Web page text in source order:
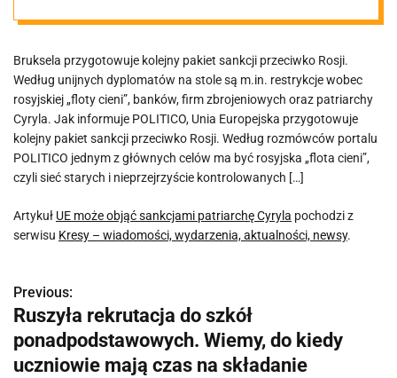
Bruksela przygotowuje kolejny pakiet sankcji przeciwko Rosji.
Według unijnych dyplomatów na stole są m.in. restrykcje wobec
rosyjskiej „floty cieni”, banków, firm zbrojeniowych oraz patriarchy
Cyryla. Jak informuje POLITICO, Unia Europejska przygotowuje
kolejny pakiet sankcji przeciwko Rosji. Według rozmówców portalu
POLITICO jednym z głównych celów ma być rosyjska „flota cieni”,
czyli sieć starych i nieprzejrzyście kontrolowanych […]
Artykuł UE może objąć sankcjami patriarchę Cyryla pochodzi z
serwisu Kresy – wiadomości, wydarzenia, aktualności, newsy.
N
a
w
Previous:
Ruszyła rekrutacja do szkół
ponadpodstawowych. Wiemy, do kiedy
uczniowie mają czas na składanie